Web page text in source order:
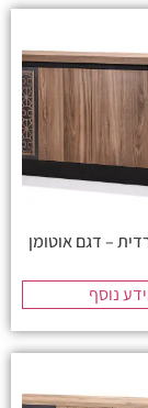
– דגם אוטומן
נוסף